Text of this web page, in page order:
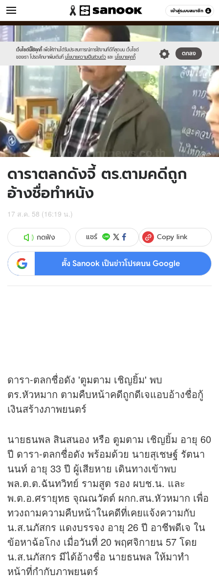
เข้าสู่ระบบสมาชิก
ข่าว หมวดอื่นๆ
เว็บไซต์นี้ใช้คุกกี้ เพื่อให้ท่านได้รับประสบการณ์การใช้งานที่ดีที่สุดบน เว็บไซต์
ของเรา โปรดศึกษาเพิ่มเติมที่ นโยบายความเป็นส่วนตัว และ นโยบายคุกกี้
ตกลง
Sanook
//s.isanook.com/sr/0/images/logo-
new-
sanook.png
600
60
//s.isanook.com/ns/0/ud/369/1848870/639536-
01.jpg
ดาราตลกดังจี้ ตร.ตามคดีถูก
อ้างชื่อทำหนัง
17 ส.ค. 58 (16:19 น.)
กดฟัง แชร์ Copy link
ตั้ง Sanook เป็นข่าวโปรดบน Google
ดารา-ตลกชื่อดัง 'ตูมตาม เชิญยิ้ม' พบ
ตร.หัวหมาก ตามคืบหน้าคดีถูกดีเจแอบอ้างชื่อกู้
เงินสร้างภาพยนตร์
นายธนพล สินสนอง หรือ ตูมตาม เชิญยิ้ม อายุ 60
ปี ดารา-ตลกชื่อดัง พร้อมด้วย นายสุเชษฐ์ รัตนา
นนท์ อายุ 33 ปี ผู้เสียหาย เดินทางเข้าพบ
พล.ต.ต.ฉันทวิทย์ รามสูต รอง ผบช.น. และ
พ.ต.อ.ศรายุทธ จุณณวัตต์ ผกก.สน.หัวหมาก เพื่อ
ทวงถามความคืบหน้าในคดีที่เคยแจ้งความกับ
น.ส.นภัสกร แดงบรรจง อายุ 26 ปี อาชีพดีเจ ใน
ข้อหาฉ้อโกง เมื่อวันที่ 20 พฤศจิกายน 57 โดย
น.ส.นภัสกร มีได้อ้างชื่อ นายธนพล ให้มาทำ
หน้าที่กำกับภาพยนตร์